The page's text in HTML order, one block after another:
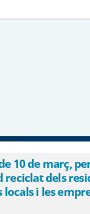
les
en obres
10 de març,
dels
i les